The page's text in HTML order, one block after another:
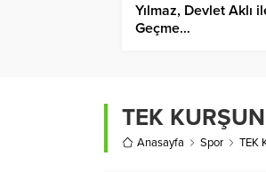
Yılmaz, Devlet Aklı
Geçme…
TEK
Anasayfa Spor TEK